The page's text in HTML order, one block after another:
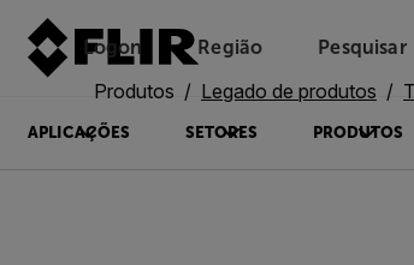
Logon Região Pesquisar
APLICAÇÕES SETORES PRODUTOS
Produtos Legado de produtos